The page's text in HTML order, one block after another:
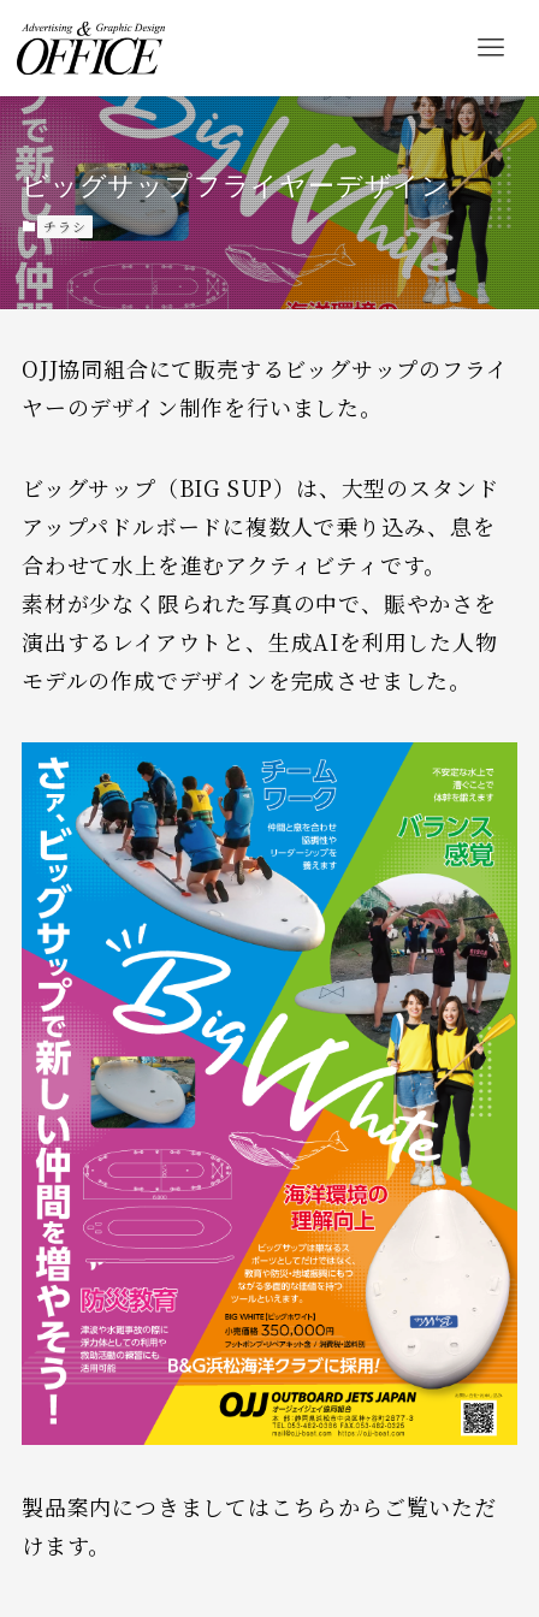
ビッグサップフライヤーデザイン
チラシ
OJJ協同組合にて販売するビッグサップのフライ
ヤーのデザイン制作を行いました。
ビッグサップ（BIG SUP）は、大型のスタンド
アップパドルボードに複数人で乗り込み、息を
合わせて水上を進むアクティビティです。
素材が少なく限られた写真の中で、賑やかさを
演出するレイアウトと、生成AIを利用した人物
モデルの作成でデザインを完成させました。
製品案内につきましてはこちらからご覧いただ
けます。